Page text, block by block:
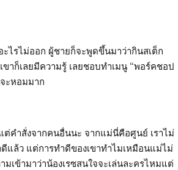
ะไรไม่ออก ผู้ชายก็จะพูดขึ้นมาว่ากินสเต็ก
าก็เลยมีความรู้ เลยชอบทำเมนู “พอร์คชอป
ะหอมมาก
ต่คำสั่งจากคนอื่นนะ จากแม่นี่คือศูนย์ เราไม่
แล้ว แต่การทำดีของเขาทำไมเหมือนแม่ไม่
เข้ามาว่าน้องเรซสนใจจะเล่นละครไหมแต่